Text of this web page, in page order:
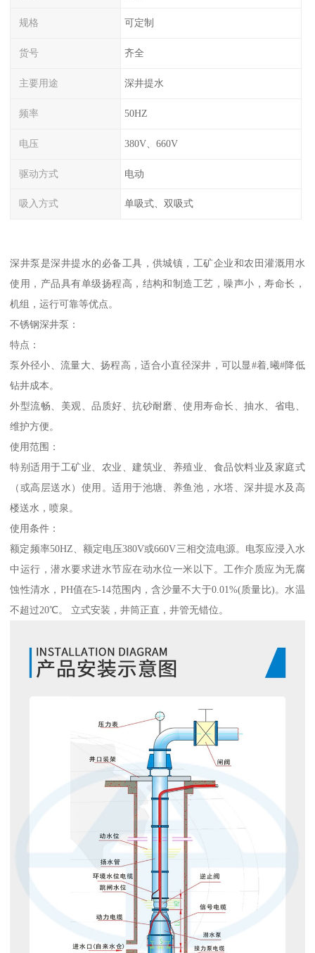
规格 可定制
货号 齐全
主要用途 深井提水
频率 50HZ
电压 380V、660V
驱动方式 电动
吸入方式 单吸式、双吸式
深井泵是深井提水的必备工具，供城镇，工矿企业和农田灌溉用水
使用，产品具有单级扬程高，结构和制造工艺，噪声小，寿命长，
机组，运行可靠等优点。
不锈钢深井泵：
特点：
泵外径小、流量大、扬程高，适合小直径深井，可以显#着,曦#降低
钻井成本。
外型流畅、美观、品质好、抗砂耐磨、使用寿命长、抽水、省电、
维护方便。
使用范围：
特别适用于工矿业、农业、建筑业、养殖业、食品饮料业及家庭式
（或高层送水）使用。适用于池塘、养鱼池，水塔、深井提水及高
楼送水，喷泉。
使用条件：
额定频率50HZ、额定电压380V或660V三相交流电源。电泵应浸入水
中运行，潜水要求进水节应在动水位一米以下。工作介质应为无腐
蚀性清水，PH值在5-14范围内，含沙量不大于0.01%(质量比)。水温
不超过20℃。 立式安装，井筒正直，井管无错位。